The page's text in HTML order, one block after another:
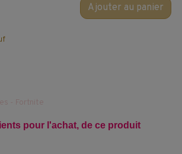
Ajouter au panier
- Fortnite
pour l'achat, de ce produit